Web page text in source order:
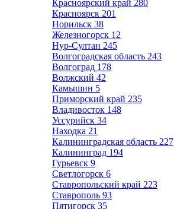
Красноярский край 280
Красноярск 201
Норильск 38
Железногорск 12
Нур-Султан 245
Волгоградская область 243
Волгоград 178
Волжский 42
Камышин 5
Приморский край 235
Владивосток 148
Уссурийск 34
Находка 21
Калининградская область 227
Калининград 194
Гурьевск 9
Светлогорск 6
Ставропольский край 223
Ставрополь 93
Пятигорск 35